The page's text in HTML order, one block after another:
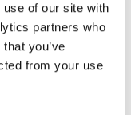
of our site with
partners who
you’ve
from your use
HYDRO